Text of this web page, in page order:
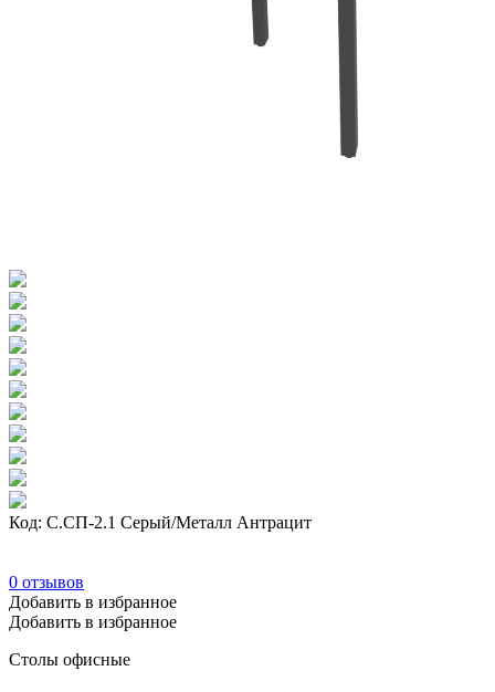
Код: С.СП-2.1 Серый/Металл Антрацит
0 отзывов
Добавить в избранное
Добавить в избранное
Столы офисные